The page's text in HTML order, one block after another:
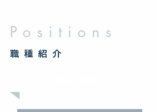
Positions
​職種紹介